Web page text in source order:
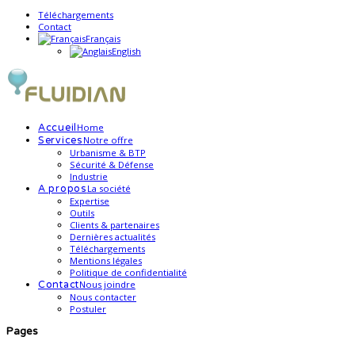
Téléchargements
Contact
Français
English
Accueil Home
Services Notre offre
Urbanisme & BTP
Sécurité & Défense
Industrie
A propos La société
Expertise
Outils
Clients & partenaires
Dernières actualités
Téléchargements
Mentions légales
Politique de confidentialité
ContactNous joindre
Nous contacter
Postuler
Pages